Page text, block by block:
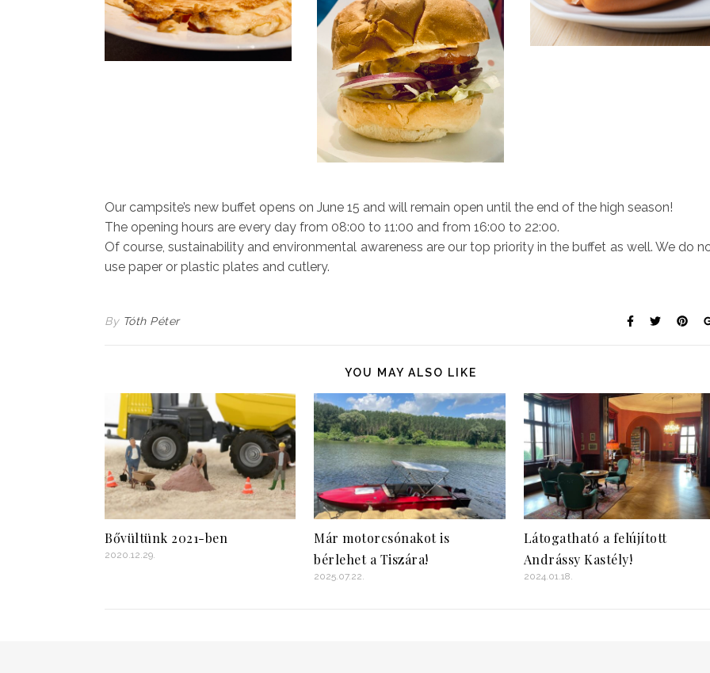
Our campsite’s new buffet opens on June 15 and will remain open until the end of the high season!
The opening hours are every day from 08:00 to 11:00 and from 16:00 to 22:00.
Of course, sustainability and environmental awareness are our top priority in the buffet as well. We do
use paper or plastic plates and cutlery.
By Tóth Péter
YOU MAY ALSO LIKE
Bővültünk 2021-ben
2020.12.29.
Már motorcsónakot is
bérlehet a Tiszára!
2025.07.22.
Látogatható a felújított
Andrássy Kastély!
2024.01.18.